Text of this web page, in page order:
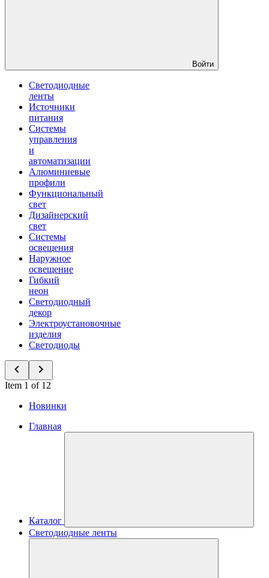
Войти
Светодиодные
ленты
Источники
питания
Системы
управления
и
автоматизации
Алюминиевые
профили
Функциональный
свет
Дизайнерский
свет
Системы
освещения
Наружное
освещение
Гибкий
неон
Светодиодный
декор
Электроустановочные
изделия
Светодиоды
Item 1 of 12
Новинки
Главная
Каталог
Светодиодные ленты